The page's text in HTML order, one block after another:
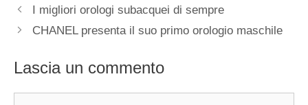
Navigazione
articolo
I migliori orologi subacquei di sempre
CHANEL presenta il suo primo orologio maschile
Lascia un commento